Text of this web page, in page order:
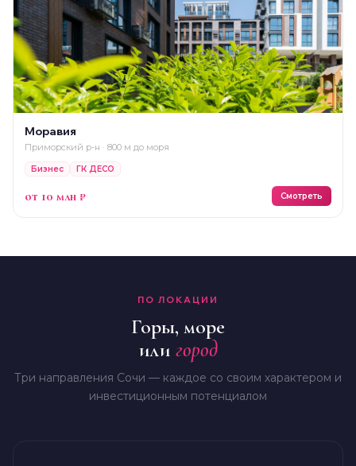
Моравия
Приморский р-н · 800 м до моря
Бизнес ГК ДЕСО
от 10 млн ₽ Смотреть
ПО ЛОКАЦИИ
Горы, море
или город
Три направления Сочи — каждое со своим характером и
инвестиционным потенциалом